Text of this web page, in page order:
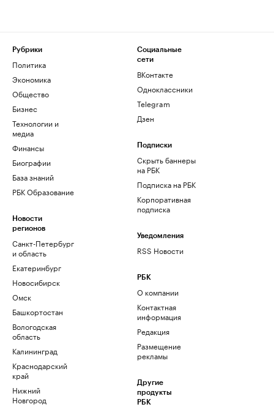
Рубрики
Политика
Экономика
Общество
Бизнес
Технологии и
медиа
Финансы
Биографии
База знаний
РБК Образование
Новости
регионов
Санкт-Петербург
и область
Екатеринбург
Новосибирск
Омск
Башкортостан
Вологодская
область
Калининград
Краснодарский
край
Нижний
Новгород
Социальные
сети
ВКонтакте
Одноклассники
Telegram
Дзен
Подписки
Скрыть баннеры
на РБК
Подписка на РБК
Корпоративная
подписка
Уведомления
RSS Новости
РБК
О компании
Контактная
информация
Редакция
Размещение
рекламы
Другие
продукты
РБК